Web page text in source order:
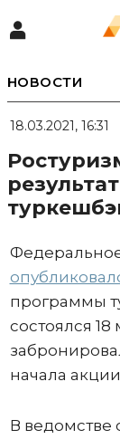
НОВОСТИ
18.03.2021, 16:31
Федеральное
программы
состоялся
начала
В ведомстве